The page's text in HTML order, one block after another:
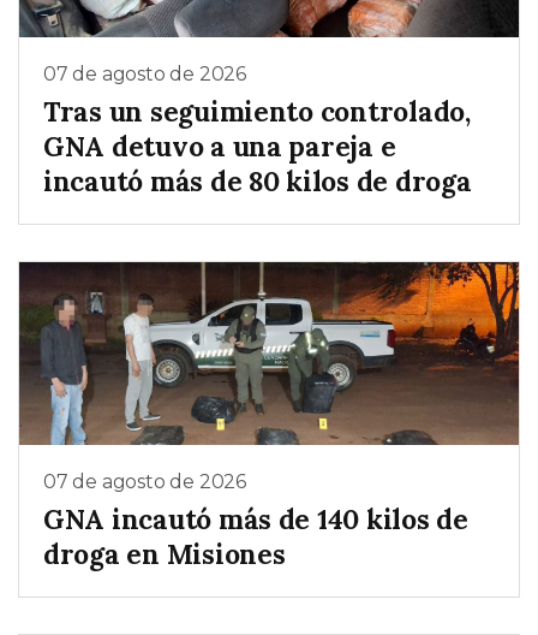
07 de agosto de 2026
Tras un seguimiento controlado,
GNA detuvo a una pareja e
incautó más de 80 kilos de droga
07 de agosto de 2026
GNA incautó más de 140 kilos de
droga en Misiones